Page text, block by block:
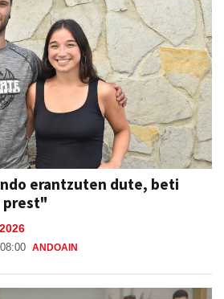
erantzuten dute, beti
prest"
ANDOAIN